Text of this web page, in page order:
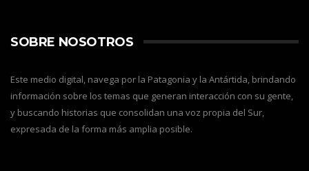
SOBRE NOSOTROS
Este medio digital, navega por la Patagonia y la Antártida, brindando
información sobre los temas que generan interacción con su gente,
y buscando historias que consolidan una voz propia del Sur,
expresada de la forma más amplia posible.